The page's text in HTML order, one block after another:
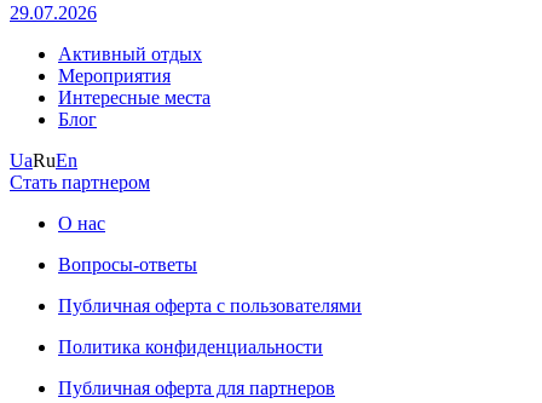
29.07.2026
Активный отдых
Мероприятия
Интересные места
Блог
UaRuEn
Стать партнером
О нас
Вопросы-ответы
Публичная оферта с пользователями
Политика конфиденциальности
Публичная оферта для партнеров